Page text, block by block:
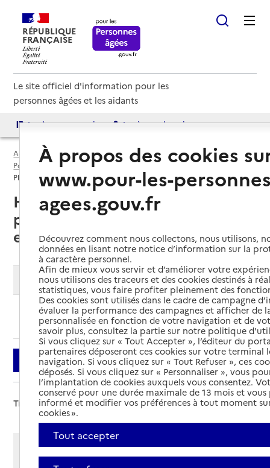
RÉPUBLIQUE
FRANÇAISE
Le site officiel d'information pour les
personnes âgées et les aidants
Accès aux annuaires Accès par besoin
Accueil
Espace annuaire
Points d'information par département
Haute-Saône (70)
Plateforme d’accompagnement et de répit (PFR)
Haute-Saône (70) : liste des 4
plateformes d’accompagnement
et de répit (PFR)
Modifier ma recherche
Ajouter cette recherche aux favoris
Filtrer
Trier par :
Afficher les résultats par:
À propos des cookies
www.pour-les-
agees.gouv.fr
Découvrez comment nous collectons, nous utilisons,
données en lisant notre notice d’information sur la
à caractère personnel.
Afin de mieux vous servir et d’améliorer votre
nous utilisons des traceurs et des cookies destinés à
statistiques, vous faire profiter pleinement des
Des cookies sont utilisés dans le cadre de campagne
évaluer la performance des campagnes et afficher de
personnalisée en fonction de votre navigation et de
savoir plus, consultez la partie sur notre politique
Si vous cliquez sur « Tout Accepter », l’éditeur du
partenaires déposeront ces cookies sur votre terminal
navigation. Si vous cliquez sur « Tout Refuser », ces
déposés. Si vous cliquez sur « Personnaliser », vous
l’implantation de cookies auxquels vous consentez.
conservé pour une durée maximale de 13 mois et
informé et modifier vos préférences à tout moment
cookies ».
Tout accepter